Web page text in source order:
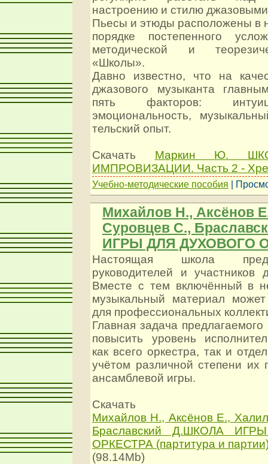
настроению и стилю
Пьесы и этюды расположены в
порядке постепенного
методической и
«Школы».
Давно известно, что на
джазового музыканта
пять факторов:
эмоциональность,
тельский опыт.
Скачать Маркин Ю.
ИМПРОВИЗАЦИИ. Часть 2 -
Учебно-методические пособия |
Михайлов Н., Аксёнов
Суровцев С.,
ИГРЫ ДЛЯ ДУХОВОГО
Настоящая школа
руководителей и участников
Вместе с тем включённый в
музыкальный материал
для профессиональных
Главная задача
повысить уровень
как всего оркестра, так и
учётом различной степени их
ансамблевой игры.
Скачать
Михайлов Н., Аксёнов Е.,
Браславский Д.ШКОЛА
ОРКЕСТРА (партитура и
(98.14Mb)